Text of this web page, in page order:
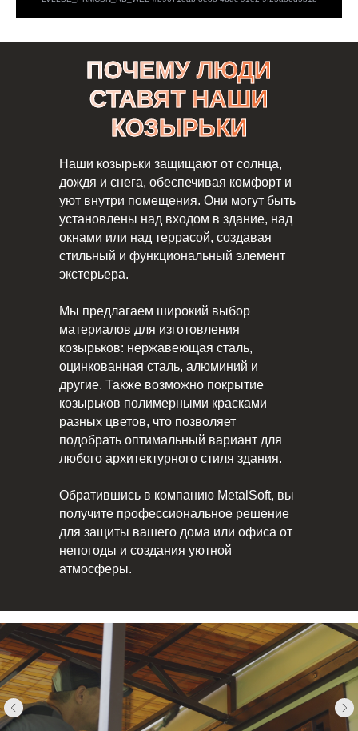
ПОЧЕМУ ЛЮДИ
СТАВЯТ НАШИ
КОЗЫРЬКИ
Наши козырьки защищают от солнца,
дождя и снега, обеспечивая комфорт и
уют внутри помещения. Они могут быть
установлены над входом в здание, над
окнами или над террасой, создавая
стильный и функциональный элемент
экстерьера.
Мы предлагаем широкий выбор
материалов для изготовления
козырьков: нержавеющая сталь,
оцинкованная сталь, алюминий и
другие. Также возможно покрытие
козырьков полимерными красками
разных цветов, что позволяет
подобрать оптимальный вариант для
любого архитектурного стиля здания.
Обратившись в компанию MetalSoft, вы
получите профессиональное решение
для защиты вашего дома или офиса от
непогоды и создания уютной
атмосферы.